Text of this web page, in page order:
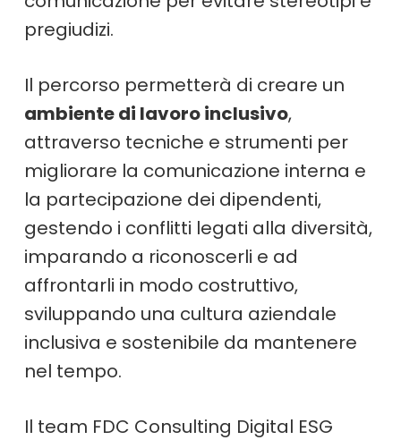
pregiudizi.
Il percorso permetterà di creare un
ambiente di lavoro inclusivo,
attraverso tecniche e strumenti per
migliorare la comunicazione interna e
la partecipazione dei dipendenti,
gestendo i conflitti legati alla diversità,
imparando a riconoscerli e ad
affrontarli in modo costruttivo,
sviluppando una cultura aziendale
inclusiva e sostenibile da mantenere
nel tempo.
Il team FDC Consulting Digital ESG